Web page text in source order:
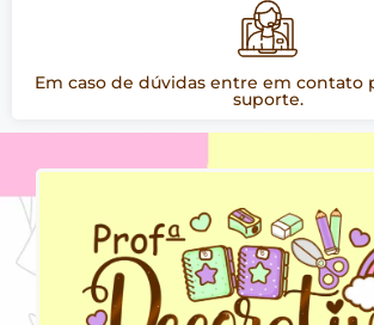
Em caso de dúvidas entre em contato
suporte.